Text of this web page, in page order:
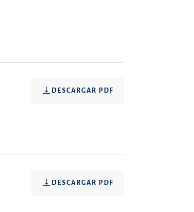
DESCARGAR PDF
DESCARGAR PDF